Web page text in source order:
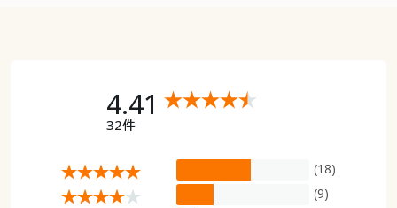
4.41
32件
(18)
(9)